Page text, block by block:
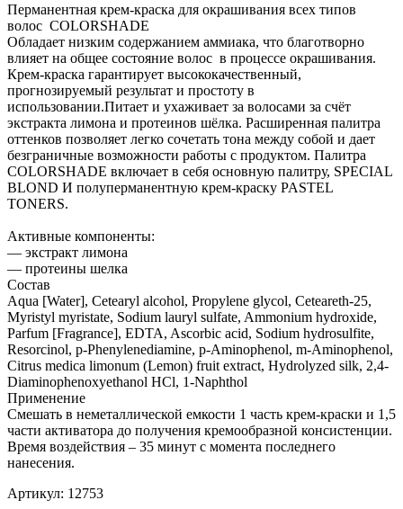
Перманентная крем-краска для окрашивания всех типов
волос COLORSHADE
Обладает низким содержанием аммиака, что благотворно
влияет на общее состояние волос в процессе окрашивания.
Крем-краска гарантирует высококачественный,
прогнозируемый результат и простоту в
использовании.Питает и ухаживает за волосами за счёт
экстракта лимона и протеинов шёлка. Расширенная палитра
оттенков позволяет легко сочетать тона между собой и дает
безграничные возможности работы с продуктом. Палитра
COLORSHADE включает в себя основную палитру, SPECIAL
BLOND И полуперманентную крем-краску PASTEL
TONERS.
Активные компоненты:
— экстракт лимона
— протеины шелка
Состав
Aqua [Water], Cetearyl alcohol, Propylene glycol, Ceteareth-25,
Myristyl myristate, Sodium lauryl sulfate, Ammonium hydroxide,
Parfum [Fragrance], EDTA, Ascorbic acid, Sodium hydrosulfite,
Resorcinol, p-Phenylenediamine, p-Aminophenol, m-Aminophenol,
Citrus medica limonum (Lemon) fruit extract, Hydrolyzed silk, 2,4-
Diaminophenoxyethanol HCl, 1-Naphthol
Применение
Смешать в неметаллической емкости 1 часть крем-краски и 1,5
части активатора до получения кремообразной консистенции.
Время воздействия – 35 минут с момента последнего
нанесения.
Артикул: 12753